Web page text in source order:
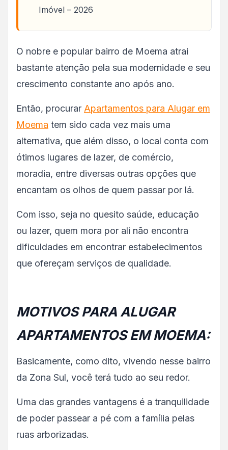
Imóvel – 2026
O nobre e popular bairro de Moema atrai
bastante atenção pela sua modernidade e seu
crescimento constante ano após ano.
Então, procurar Apartamentos para Alugar em
Moema tem sido cada vez mais uma
alternativa, que além disso, o local conta com
ótimos lugares de lazer, de comércio,
moradia, entre diversas outras opções que
encantam os olhos de quem passar por lá.
Com isso, seja no quesito saúde, educação
ou lazer, quem mora por ali não encontra
dificuldades em encontrar estabelecimentos
que ofereçam serviços de qualidade.
MOTIVOS PARA ALUGAR
APARTAMENTOS EM MOEMA:
Basicamente, como dito, vivendo nesse bairro
da Zona Sul, você terá tudo ao seu redor.
Uma das grandes vantagens é a tranquilidade
de poder passear a pé com a família pelas
ruas arborizadas.